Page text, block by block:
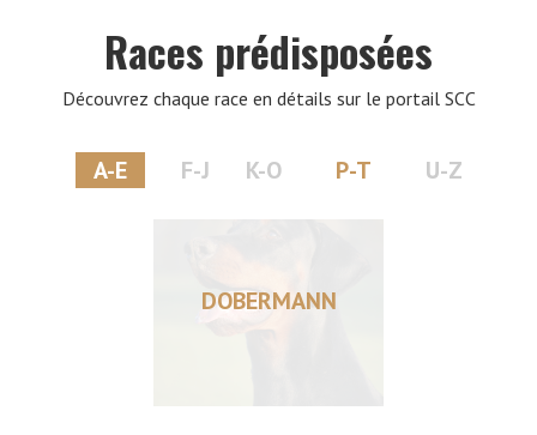
Races prédisposées
Découvrez chaque race en détails sur le portail SCC
A-E F-J K-O P-T U-Z
DOBERMANN